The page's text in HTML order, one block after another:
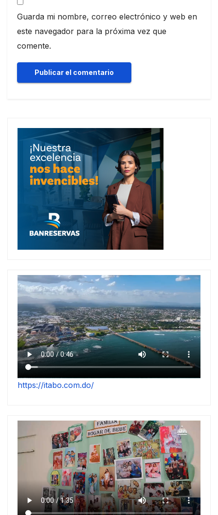
Guarda mi nombre, correo electrónico y web en
este navegador para la próxima vez que
comente.
https://itabo.com.do/